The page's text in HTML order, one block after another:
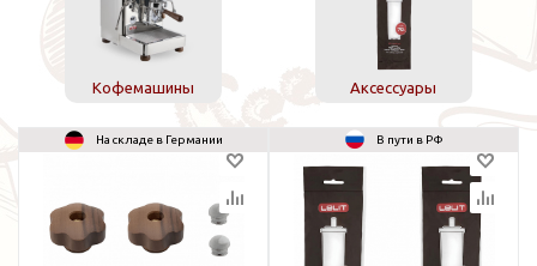
Кофемашины Аксессуары
На складе в Германии В пути в РФ